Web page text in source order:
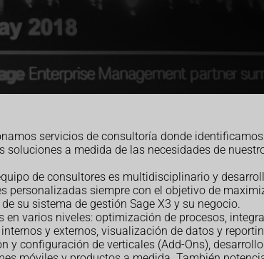
servicios de consultoría donde
soluciones a medida de las necesidades de
de consultores es multidisciplinario y
personalizadas siempre con el objetivo de
su sistema de gestión Sage X3 y su negocio.
en varios niveles: optimización de procesos,
y externos, visualización de datos y
y configuración de verticales (Add-Ons),